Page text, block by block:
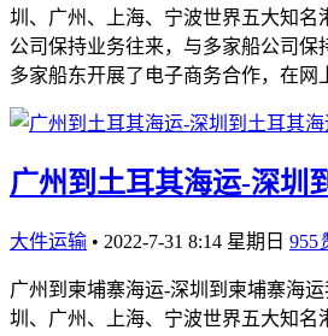
圳、广州、上海、宁波世界五大知名
公司保持业务往来，与多家船公司保
多家船东开展了电子商务合作，在
广州到土耳其海运-深圳
大件运输 • 2022-7-31 8:14 星期日 955
广州到柬埔寨海运-深圳到柬埔寨海
圳、广州、上海、宁波世界五大知名